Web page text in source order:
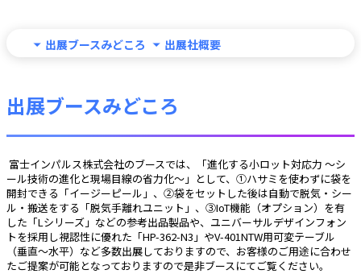
出展ブースみどころ 出展社概要
出展ブースみどころ
ール技術の進化と現場目線の省力化〜」として、①ハサミを使わずに袋を
開封できる「イージーピール」、②袋をセットした後は自動で脱気・シー
ル・搬送をする「脱気手離れユニット」、③IoT機能（オプション）を有
した「Lシリーズ」などの参考出品製品や、ユニバーサルデザインフォン
トを採用し視認性に優れた「HP-362-N3」やV-401NTW用可変テーブル
（垂直～水平）など多数出展しておりますので、お客様のご用途に合わせ
たご提案が可能となっておりますので是非ブースにてご覧ください。